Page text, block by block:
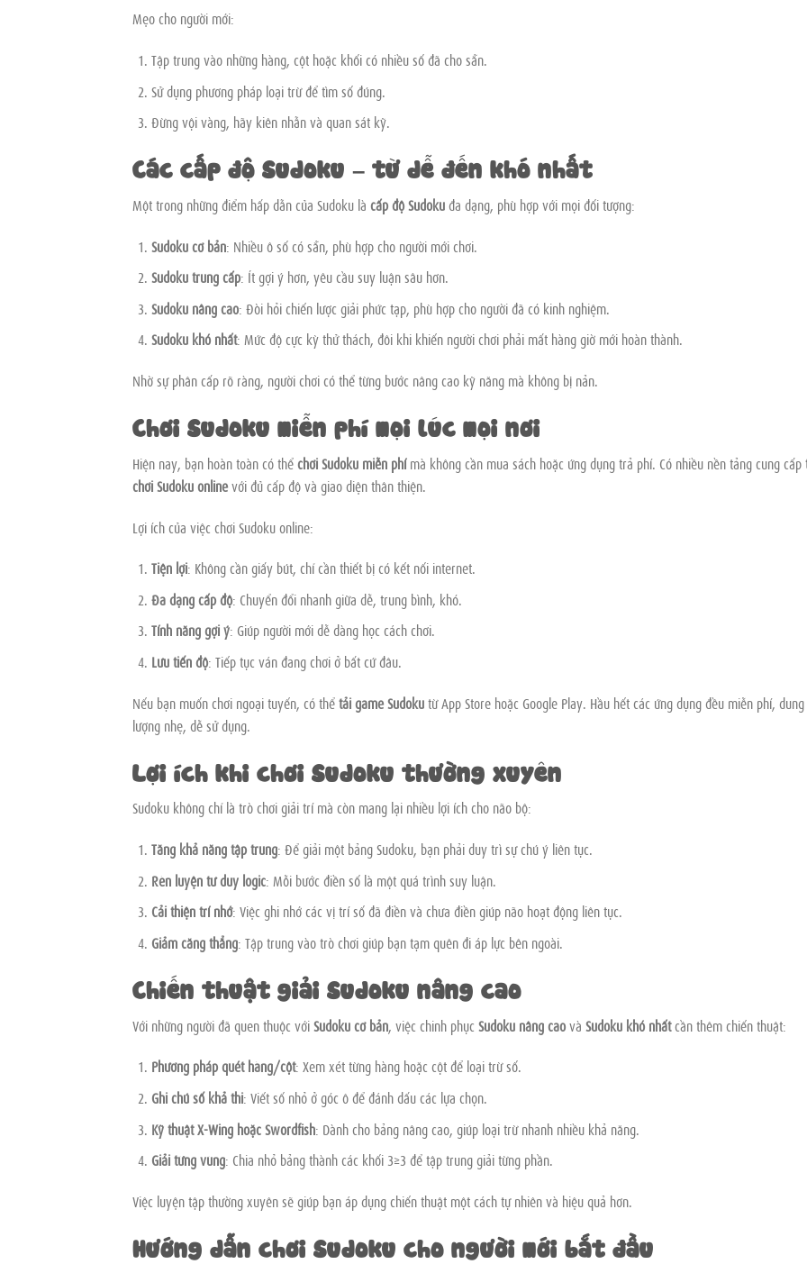
Mẹo cho người mới:
Tập trung vào những hàng, cột hoặc khối có nhiều số đã cho sẵn.
Sử dụng phương pháp loại trừ để tìm số đúng.
Đừng vội vàng, hãy kiên nhẫn và quan sát kỹ.
Các cấp độ Sudoku – từ dễ đến khó nhất
Một trong những điểm hấp dẫn của Sudoku là cấp độ Sudokuđa dạng, phù hợp với mọi đối tượng:
Sudoku cơ bản: Nhiều ô số có sẵn, phù hợp cho người mới chơi.
Sudoku trung cấp: Ít gợi ý hơn, yêu cầu suy luận sâu hơn.
Sudoku nâng cao: Đòi hỏi chiến lược giải phức tạp, phù hợp cho người đã có kinh nghiệm.
Sudoku khó nhất: Mức độ cực kỳ thử thách, đôi khi khiến người chơi phải mất hàng giờ mới hoàn thành.
Nhờ sự phân cấp rõ ràng, người chơi có thể từng bước nâng cao kỹ năng mà không bị nản.
Chơi Sudoku miễn phí mọi lúc mọi nơi
Hiện nay, bạn hoàn toàn có thểchơi Sudoku miễn phímà không cần mua sách hoặc ứng dụng trả phí. Có nhiều nền tảng cung cấp
chơi Sudoku onlinevới đủ cấp độ và giao diện thân thiện.
Lợi ích của việc chơi Sudoku online:
Tiện lợi: Không cần giấy bút, chỉ cần thiết bị có kết nối internet.
Đa dạng cấp độ: Chuyển đổi nhanh giữa dễ, trung bình, khó.
Tính năng gợi ý: Giúp người mới dễ dàng học cách chơi.
Lưu tiến độ: Tiếp tục ván đang chơi ở bất cứ đâu.
Nếu bạn muốn chơi ngoại tuyến, có thểtải game Sudokutừ App Store hoặc Google Play. Hầu hết các ứng dụng đều miễn phí, dung
lượng nhẹ, dễ sử dụng.
Lợi ích khi chơi Sudoku thường xuyên
Sudoku không chỉ là trò chơi giải trí mà còn mang lại nhiều lợi ích cho não bộ:
Tăng khả năng tập trung: Để giải một bảng Sudoku, bạn phải duy trì sự chú ý liên tục.
Rèn luyện tư duy logic: Mỗi bước điền số là một quá trình suy luận.
Cải thiện trí nhớ: Việc ghi nhớ các vị trí số đã điền và chưa điền giúp não hoạt động liên tục.
Giảm căng thẳng: Tập trung vào trò chơi giúp bạn tạm quên đi áp lực bên ngoài.
Chiến thuật giải Sudoku nâng cao
Với những người đã quen thuộc vớiSudoku cơ bản, việc chinh phục Sudoku nâng caovà Sudoku khó nhấtcần thêm chiến thuật:
Phương pháp quét hàng/cột: Xem xét từng hàng hoặc cột để loại trừ số.
Ghi chú số khả thi: Viết số nhỏ ở góc ô để đánh dấu các lựa chọn.
Kỹ thuật X-Wing hoặc Swordfish: Dành cho bảng nâng cao, giúp loại trừ nhanh nhiều khả năng.
Giải từng vùng: Chia nhỏ bảng thành các khối 3×3 để tập trung giải từng phần.
Việc luyện tập thường xuyên sẽ giúp bạn áp dụng chiến thuật một cách tự nhiên và hiệu quả hơn.
Hướng dẫn chơi Sudoku cho người mới bắt đầu